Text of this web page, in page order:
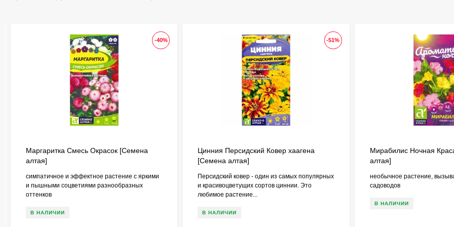
-40%
Маргаритка Смесь Окрасок [Семена
алтая]
симпатичное и эффектное растение с яркими
и пышными соцветиями разнообразных
оттенков
В НАЛИЧИИ
-51%
Цинния Персидский Ковер хаагена
[Семена алтая]
Персидский ковер - один из самых популярных
и красивоцветущих сортов циннии. Это
любимое растение...
В НАЛИЧИИ
Мирабилис Ночная
алтая]
необычное растение,
садоводов
В НАЛИЧИИ